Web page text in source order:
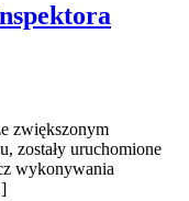
zwiększonym
zostały uruchomione
wykonywania